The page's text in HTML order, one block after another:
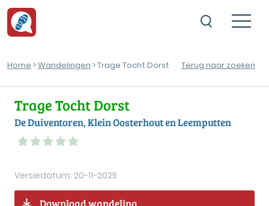
Home >Wandelingen > Trage Tocht Dorst Terug naar zoeken
Trage Tocht Dorst
De Duiventoren, Klein Oosterhout en Leemputten
Versiedatum: 20-11-2025
Download wandeling